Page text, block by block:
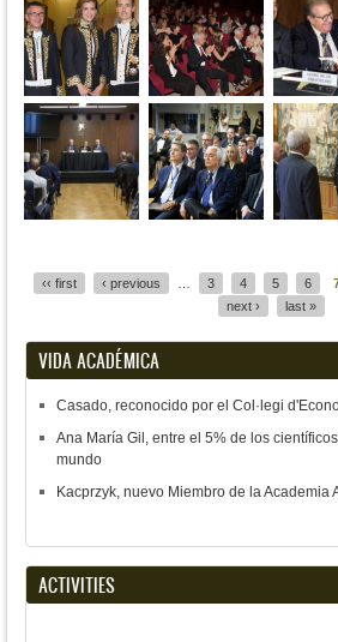
‹‹ first ‹ previous 3 4 5 6
next ›
last »
VIDA ACADÉMICA
Casado, reconocido por el Col·legi
Ana María Gil, entre el 5% de los
mundo
Kacprzyk, nuevo Miembro de la Academia
ACTIVITIES